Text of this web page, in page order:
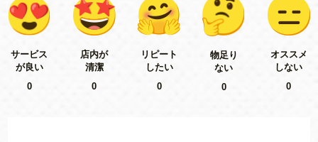
サービス
が良い
0
店内が
清潔
0
リピート
したい
0
物足り
ない
0
オススメ
しない
0